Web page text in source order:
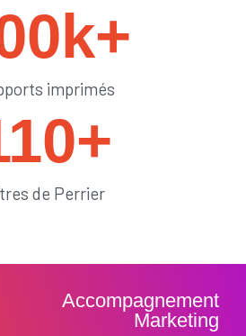
k+
imprimés
+
de Perrier
Accompagnement
Marketing